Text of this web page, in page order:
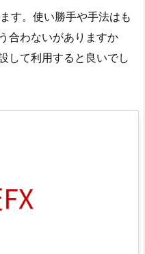
す。使い勝手や手法はも
合わないがありますか
して利用すると良いでし